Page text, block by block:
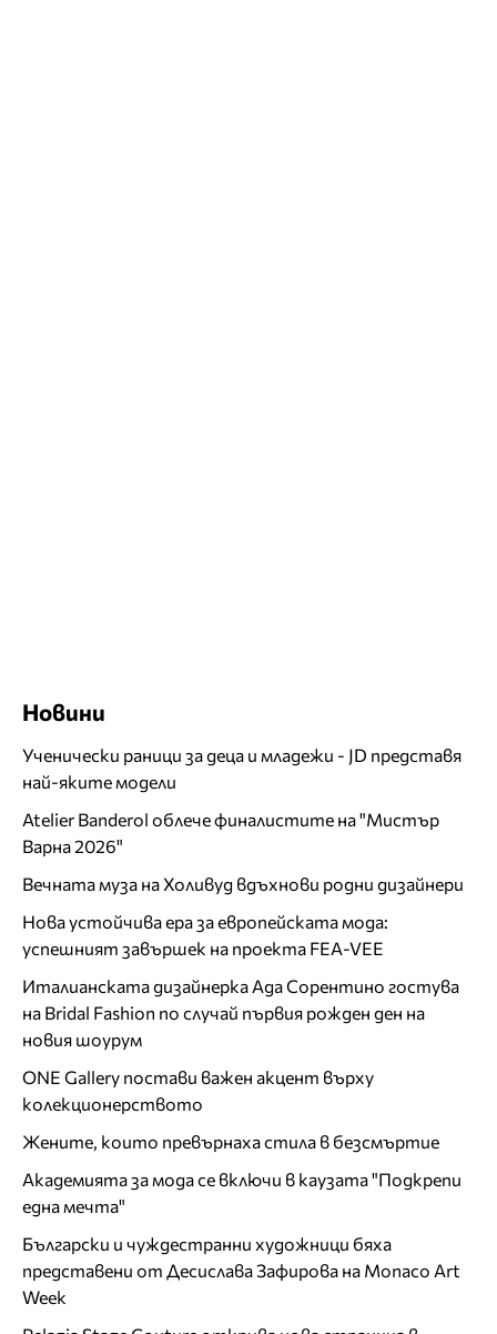
Новини
Ученически раници за деца и младежи - JD представя
най-яките модели
Atelier Banderol облече финалистите на "Мистър
Варна 2026"
Вечната муза на Холивуд вдъхнови родни дизайнери
Нова устойчива ера за европейската мода:
успешният завършек на проекта FEA-VEE
Италианската дизайнерка Ада Сорентино гостува
на Bridal Fashion по случай първия рожден ден на
новия шоурум
ONE Gallery постави важен акцент върху
колекционерството
Жените, които превърнаха стила в безсмъртие
Академията за мода се включи в каузата "Подкрепи
една мечта"
Български и чуждестранни художници бяха
представени от Десислава Зафирова на Monaco Art
Week